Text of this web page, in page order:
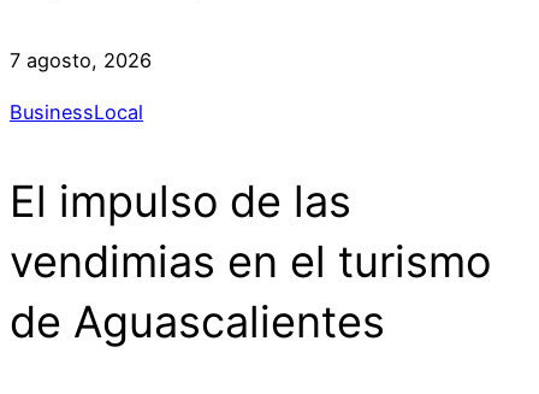
7 agosto, 2026
BusinessLocal
El impulso de las
vendimias en el turismo
de Aguascalientes